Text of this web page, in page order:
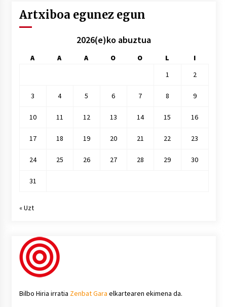
Artxiboa egunez egun
2026(e)ko abuztua
A A A O O L
I
1
2
3 4 5 6 7 8 9
10 11 12 13 14 15 16
17 18 19 20 21 22 23
24 25 26 27 28 29 30
31
« Uzt
Bilbo Hiria irratia Zenbat Gara elkartearen ekimena da.